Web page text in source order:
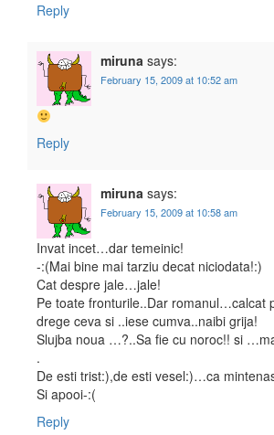
Reply
miruna says:
February 15, 2009 at 10:52 am
Reply
miruna says:
February 15, 2009 at 10:58 am
Invat incet…dar temeinic!
-:(Mai bine mai tarziu decat niciodata!:)
Cat despre jale…jale!
Pe toate fronturile..Dar romanul…calcat
drege ceva si ..iese cumva..naibi grija!
Slujba noua …?..Sa fie cu noroc!! si
.
De esti trist:),de esti vesel:)…ca
Si apooi-:(
Reply